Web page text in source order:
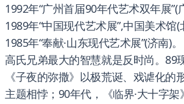
1992年“广州首届90年代艺术双年展”(
1989年“中国现代艺术展”,中国美术馆(
1985年“奉献·山东现代艺术展”(济南)。
高氏兄弟最大的智慧就是反时尚。89
《子夜的弥撒》以极荒诞、戏谑化的
主题相悖；90年代，《临界·大十字